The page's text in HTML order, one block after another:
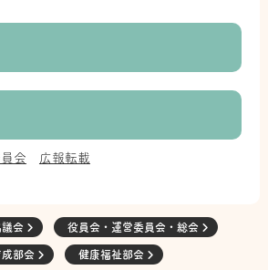
会 広報転載
会 役員会・運営委員会・総会
部会 健康福祉部会